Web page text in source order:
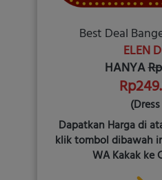
Best Deal
ELEN
HANYA
Dapatkan Harga di
klik tombol dibawah
WA Kakak ke